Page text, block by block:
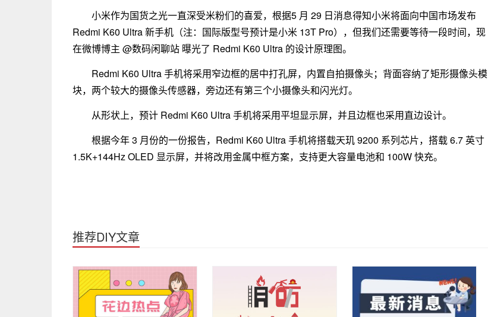
小米作为国货之光一直深受米粉们的喜爱，根据5 月 29 日消息得知小米将面向中国市场发布
Redmi K60 Ultra 新手机（注：国际版型号预计是小米 13T Pro），但我们还需要等待一段时间，现
在微博博主 @数码闲聊站 曝光了 Redmi K60 Ultra 的设计原理图。
Redmi K60 Ultra 手机将采用窄边框的居中打孔屏，内置自拍摄像头；背面容纳了矩形摄像头模
块，两个较大的摄像头传感器，旁边还有第三个小摄像头和闪光灯。
从形状上，预计 Redmi K60 Ultra 手机将采用平坦显示屏，并且边框也采用直边设计。
根据今年 3 月份的一份报告，Redmi K60 Ultra 手机将搭载天玑 9200 系列芯片，搭载 6.7 英寸
1.5K+144Hz OLED 显示屏，并将改用金属中框方案，支持更大容量电池和 100W 快充。
推荐DIY文章